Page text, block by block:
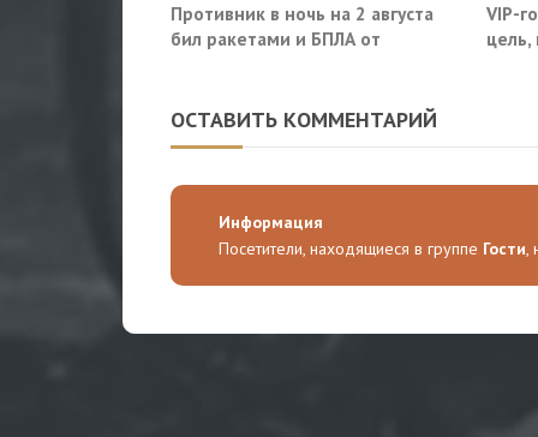
Противник в ночь на 2 августа
бил ракетами и БПЛА от
VIP-
цель,
ОСТАВИТЬ КОММЕНТАРИЙ
Информация
Посетители, находящиеся в группе Гости,